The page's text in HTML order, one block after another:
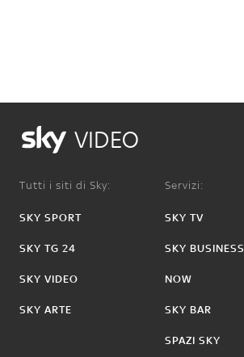
VIDEO
Tutti i siti di Sky:
SKY SPORT
SKY TG 24
SKY VIDEO
SKY ARTE
Servizi:
SKY TV
SKY BUSINESS
NOW
SKY BAR
SPAZI SKY